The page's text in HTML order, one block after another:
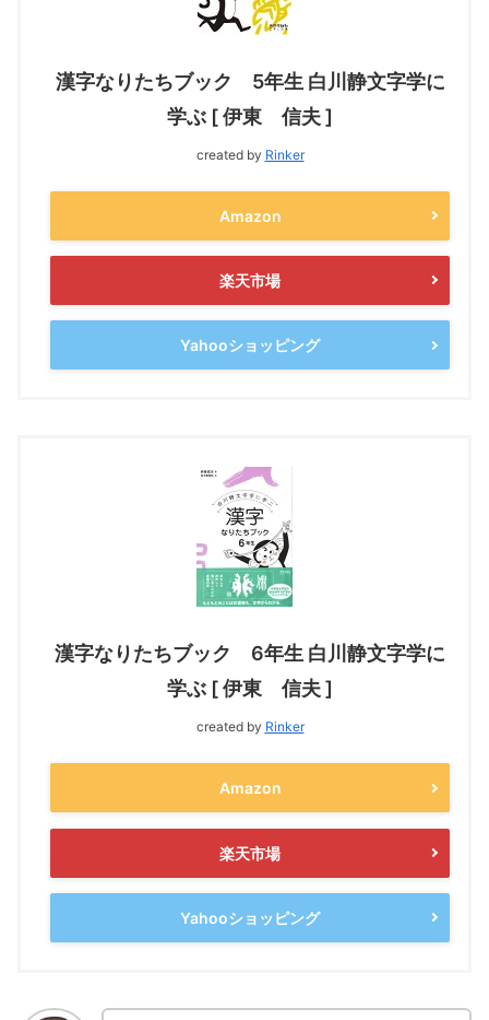
漢字なりたちブック 5年生 白川静文字学に
学ぶ [ 伊東 信夫 ]
created by Rinker
Amazon
楽天市場
Yahooショッピング
漢字なりたちブック 6年生 白川静文字学に
学ぶ [ 伊東 信夫 ]
created by Rinker
Amazon
楽天市場
Yahooショッピング